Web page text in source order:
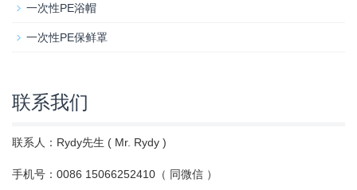
一次性PE浴帽
一次性PE保鲜罩
联系我们
联系人：Rydy先生 ( Mr. Rydy )
手机号：0086 15066252410（ 同微信 ）